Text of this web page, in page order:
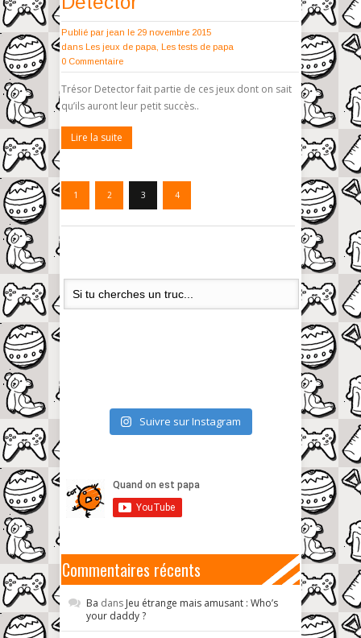
Publié par jean le 29 novembre 2015
dans Les jeux de papa Les tests de papa
0 Commentaire
Trésor Detector fait partie de ces jeux dont on sait
qu’ils auront leur petit succès..
Lire la suite
1 2 3 4
Suivre sur Instagram
Commentaires récents
Ba dans Jeu étrange mais amusant : Who’s
your daddy ?